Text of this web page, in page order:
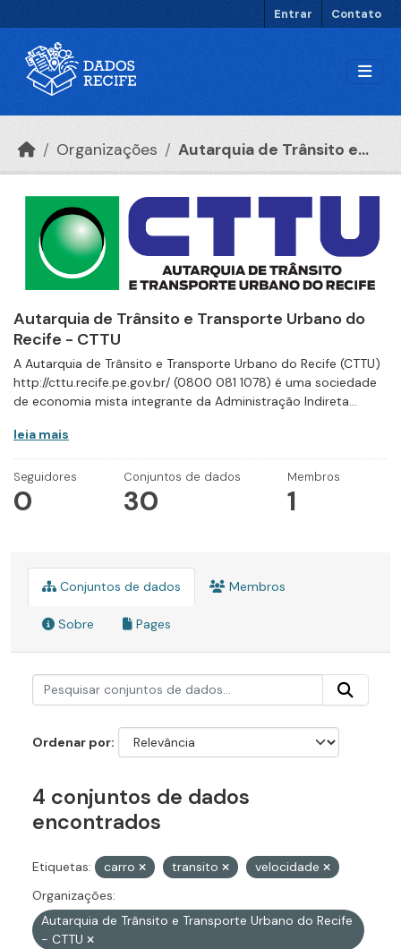
Entrar Contato
Organizações Autarquia de Trânsito e...
Autarquia de Trânsito e Transporte Urbano do
Recife - CTTU
A Autarquia de Trânsito e Transporte Urbano do Recife (CTTU)
http://cttu.recife.pe.gov.br/ (0800 081 1078) é uma sociedade
de economia mista integrante da Administração Indireta...
leia mais
Seguidores
0
Conjuntos de dados
30
Membros
1
Conjuntos de dados Membros
Sobre Pages
Ordenar por
4 conjuntos de dados
encontrados
Etiquetas: carro transito
velocidade
Organizações:
Autarquia de Trânsito e Transporte Urbano do Recife
- CTTU